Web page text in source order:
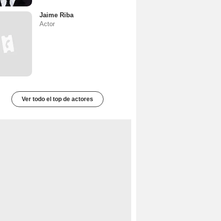
Jaime Riba
Actor
Ver todo el top de actores